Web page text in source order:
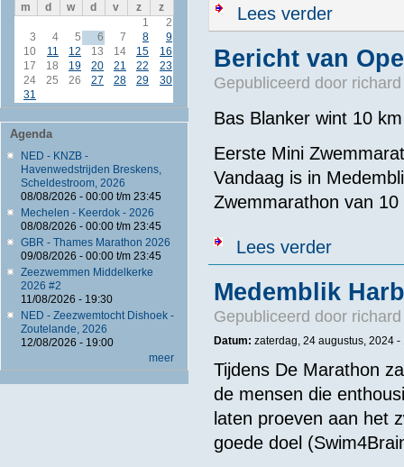
m d w d v z
z
1
2
3
4 5 6 7 8
9
10
11 12 13 14 15
16
17
18 19 20 21 22
23
24
25 26 27 28 29
30
31
Agenda
NED - KNZB -
Havenwedstrijden Breskens,
Scheldestroom, 2026
08/08/2026 - 00:00t/m 23:45
Mechelen - Keerdok - 2026
08/08/2026 - 00:00t/m 23:45
GBR - Thames Marathon 2026
09/08/2026 - 00:00t/m 23:45
Zeezwemmen Middelkerke
2026 #2
11/08/2026 - 19:30
NED - Zeezwemtocht Dishoek -
Zoutelande, 2026
12/08/2026 - 19:00
meer
Lees verderover
Bericht van
Gepubliceerd door
Bas Blanker wint 10
Eerste Mini
Vandaag is in
Zwemmarathon van
Lees verderover Bericht
Medemblik
Gepubliceerd door
Datum: zaterdag, 24 augustus, 2024 -
Tijdens De Marathon
de mensen die
laten proeven aan het
goede doel